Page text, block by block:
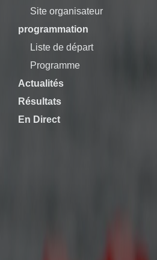
Site organisateur
programmation
Liste de départ
Programme
Actualités
Résultats
En Direct